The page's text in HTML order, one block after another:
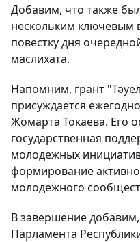
Добавим, что также
нескольким ключевым
повестку дня
маслихата.
Напомним, грант
присуждается
Жомарта Токаева. Его
государственная
молодежных
формирование
молодежного
В завершение
Парламента